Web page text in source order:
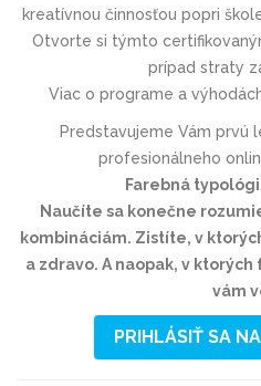
kreatívnou činnosťou popri
Otvorte si týmto
prípad straty
Viac o programe a
Predstavujeme Vám prvú
profesionálneho
Farebná
Naučíte sa konečne
kombináciám. Zistíte, v
a zdravo. A naopak, v
vám
PRIHLÁSIŤ SA